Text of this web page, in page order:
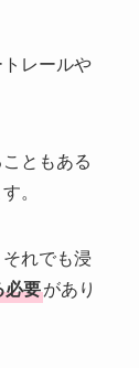
レールや
ともある
。
れでも浸
必要があり